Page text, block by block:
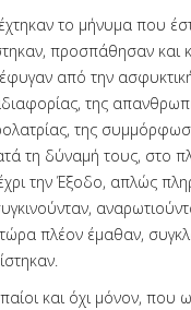
το μήνυμα που
προσπάθησαν και
από την
της
της
τη δύναμή τους, στο
την Έξοδο, απλώς
πλέον έμαθαν,
και όχι μόνον, που